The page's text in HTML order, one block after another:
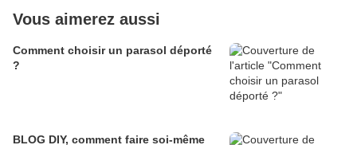
Vous aimerez aussi
Comment choisir un parasol déporté
?
BLOG DIY, comment faire soi-même